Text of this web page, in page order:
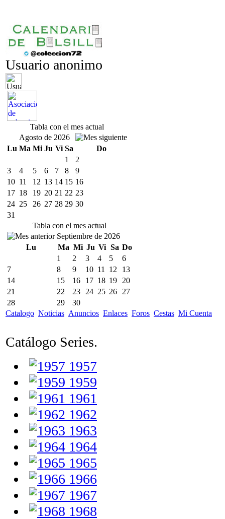
Usuario anonimo
Tabla con el mes actual
Agosto de 2026
Lu Ma Mi Ju Vi Sa
Do
1
2
3
4 5 6 7 8
9
10 11 12 13 14 15 16
17 18 19 20 21 22 23
24 25 26 27 28 29 30
31
Tabla con el mes actual
Septiembre de 2026
Lu
Ma Mi Ju Vi Sa Do
1
2 3 4 5
6
7
8 9 10 11 12
13
14
15 16 17 18 19
20
21
22 23 24 25 26
27
28
29
30
Catalogo Noticias Anuncios Enlaces Foros Cestas Mi Cuenta
Catálogo Series.
1957
1959
1961
1962
1963
1964
1965
1966
1967
1968